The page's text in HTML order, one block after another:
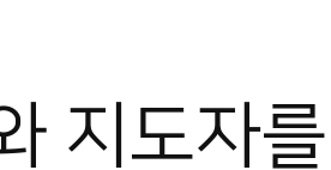
지도자